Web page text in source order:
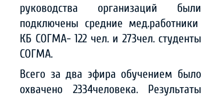
руководства организаций были
подключены средние мед.работники
КБ СОГМА- 122 чел. и 273чел. студенты
СОГМА.
Всего за два эфира обучением было
охвачено 2334человека. Результаты